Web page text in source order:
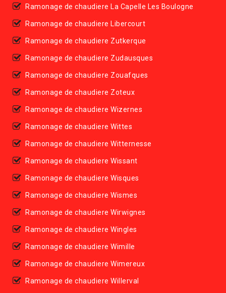
Ramonage de chaudiere La Capelle Les Boulogne
Ramonage de chaudiere Libercourt
Ramonage de chaudiere Zutkerque
Ramonage de chaudiere Zudausques
Ramonage de chaudiere Zouafques
Ramonage de chaudiere Zoteux
Ramonage de chaudiere Wizernes
Ramonage de chaudiere Wittes
Ramonage de chaudiere Witternesse
Ramonage de chaudiere Wissant
Ramonage de chaudiere Wisques
Ramonage de chaudiere Wismes
Ramonage de chaudiere Wirwignes
Ramonage de chaudiere Wingles
Ramonage de chaudiere Wimille
Ramonage de chaudiere Wimereux
Ramonage de chaudiere Willerval